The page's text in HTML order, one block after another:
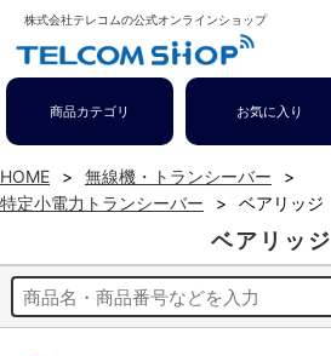
株式会社テレコムの公式オンラインショップ
商品カテゴリ お気に入り
HOME
無線機・トランシーバー
特定小電力トランシーバー
ベアリッジ
ベアリッジ